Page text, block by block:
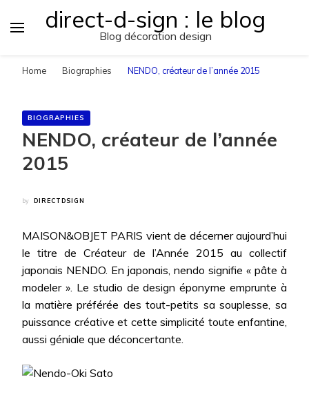
direct-d-sign : le blog
Blog décoration design
Home Biographies NENDO, créateur de l’année 2015
BIOGRAPHIES
NENDO, créateur de l’année
2015
by DIRECTDSIGN
MAISON&OBJET PARIS vient de décerner aujourd’hui
le titre de Créateur de l’Année 2015 au collectif
japonais NENDO. En japonais, nendo signifie « pâte à
modeler ». Le studio de design éponyme emprunte à
la matière préférée des tout-petits sa souplesse, sa
puissance créative et cette simplicité toute enfantine,
aussi géniale que déconcertante.